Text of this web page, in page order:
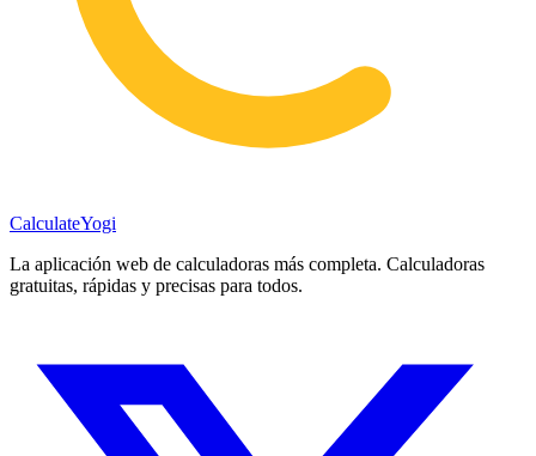
CalculateYogi
La aplicación web de calculadoras más completa. Calculadoras
gratuitas, rápidas y precisas para todos.